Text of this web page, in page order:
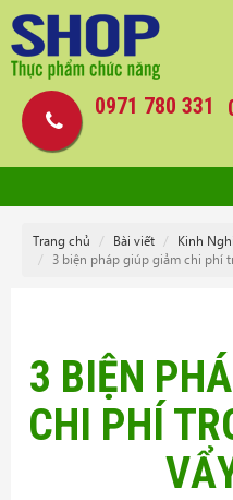
0971 780 331
Trang chủ Bài viết
Kinh
3 biện pháp giúp giảm chi phí
3 BIỆN
CHI PHÍ